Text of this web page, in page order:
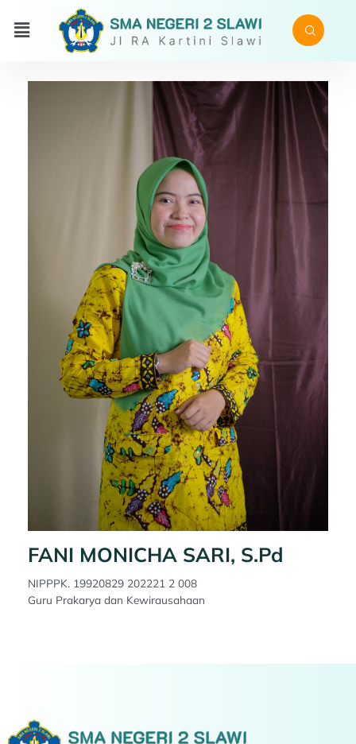
FANI MONICHA SARI, S.Pd
NIPPPK. 19920829 202221 2 008
Guru Prakarya dan Kewirausahaan